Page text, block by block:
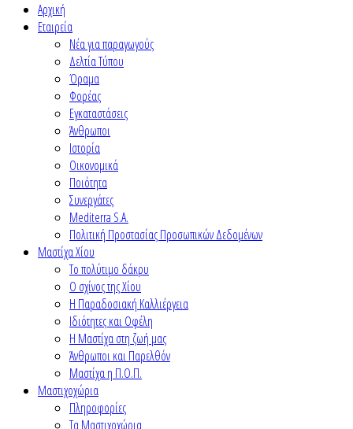
Αρχική
Εταιρεία
Νέα για παραγωγούς
Δελτία Τύπου
Όραμα
Φορέας
Εγκαταστάσεις
Άνθρωποι
Ιστορία
Οικονομικά
Ποιότητα
Συνεργάτες
Mediterra S.A.
Πολιτική Προστασίας Προσωπικών Δεδομένων
Μαστίχα Χίου
Το πολύτιμο δάκρυ
Ο σχίνος της Χίου
Η Παραδοσιακή Καλλιέργεια
Ιδιότητες και Οφέλη
Η Μαστίχα στη ζωή μας
Άνθρωποι και Παρελθόν
Μαστίχα η Π.Ο.Π.
Μαστιχοχώρια
Πληροφορίες
Τα Μαστιχοχώρια